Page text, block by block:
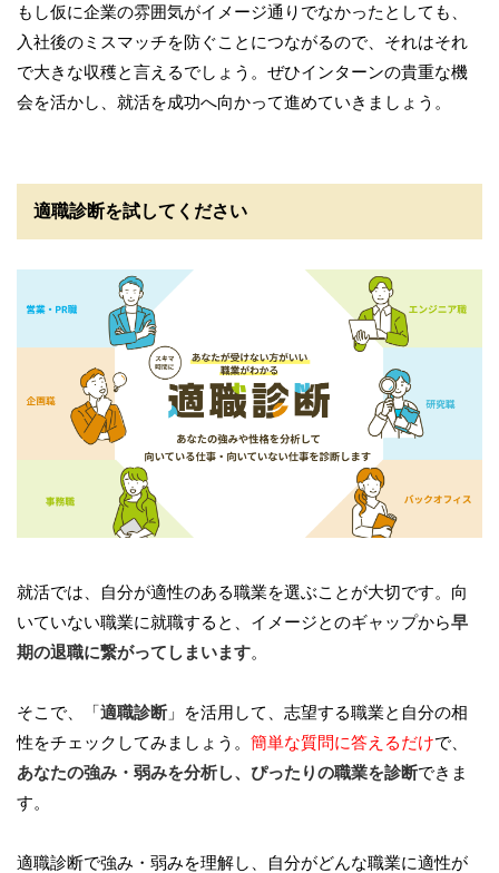
もし仮に企業の雰囲気がイメージ通りでなかったとしても、
入社後のミスマッチを防ぐことにつながるので、それはそれ
で大きな収穫と言えるでしょう。ぜひインターンの貴重な機
会を活かし、就活を成功へ向かって進めていきましょう。
適職診断を試してください
就活では、自分が適性のある職業を選ぶことが大切です。向
いていない職業に就職すると、イメージとのギャップから早
期の退職に繋がってしまいます。
そこで、「適職診断」を活用して、志望する職業と自分の相
性をチェックしてみましょう。 簡単な質問に答えるだけで、
あなたの強み・弱みを分析し、ぴったりの職業を診断できま
す。
適職診断で強み・弱みを理解し、自分がどんな職業に適性が